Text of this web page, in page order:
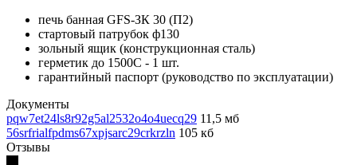
печь банная GFS-ЗК 30 (П2)
стартовый патрубок ф130
зольный ящик (конструкционная сталь)
герметик до 1500С - 1 шт.
гарантийный паспорт (руководство по эксплуатации)
Документы
pqw7et24ls8r92g5al2532o4o4uecq29 11,5 мб
56srfrialfpdms67xpjsarc29crkrzln 105 кб
Отзывы